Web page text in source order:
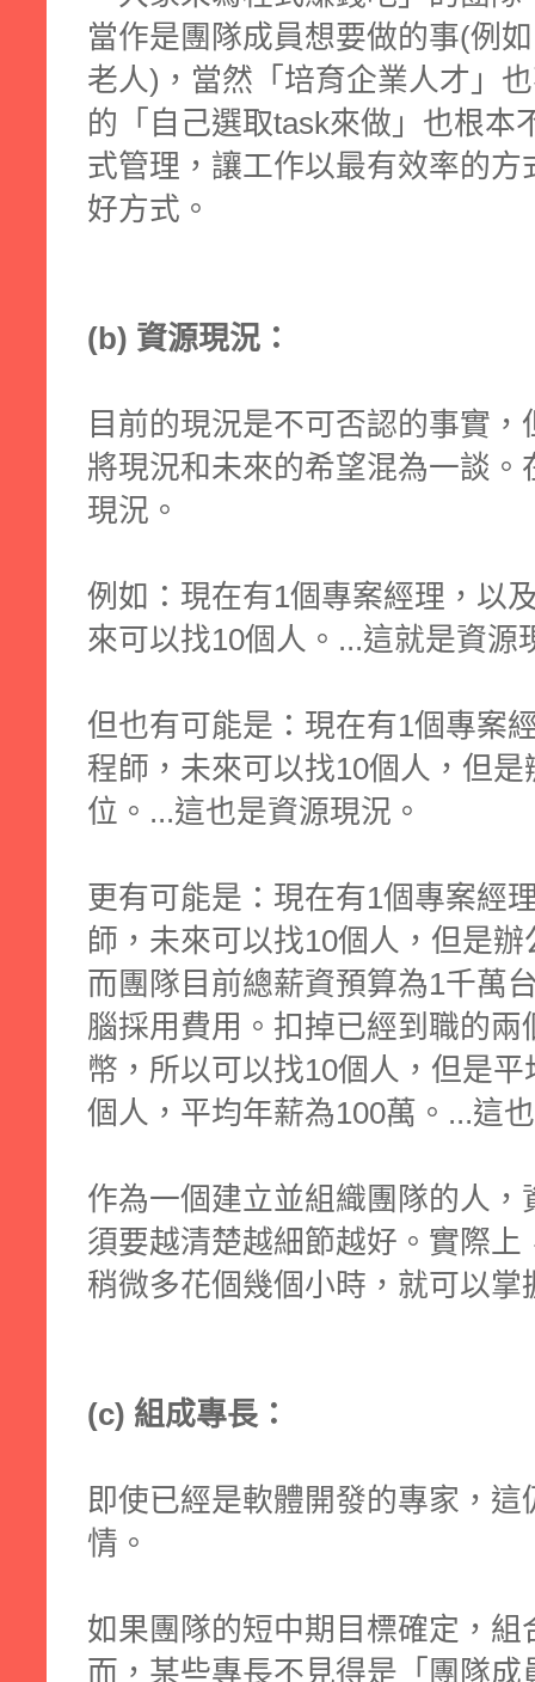
當作是團隊成員想要做的事(例
老人)，當然「培育企業人才」
的「自己選取task來做」也根本
式管理，讓工作以最有效率的
好方式。
(b) 資源現況：
目前的現況是不可否認的事實
將現況和未來的希望混為一談
現況。
例如：現在有1個專案經理，以
來可以找10個人。...這就是資源
但也有可能是：現在有1個專案
程師，未來可以找10個人，但
位。...這也是資源現況。
更有可能是：現在有1個專案經
師，未來可以找10個人，但是
而團隊目前總薪資預算為1千萬
腦採用費用。扣掉已經到職的
幣，所以可以找10個人，但是
個人，平均年薪為100萬。...這
作為一個建立並組織團隊的人
須要越清楚越細節越好。實際
稍微多花個幾個小時，就可以掌
(c) 組成專長：
即使已經是軟體開發的專家，
情。
如果團隊的短中期目標確定，
而，某些專長不見得是「團隊